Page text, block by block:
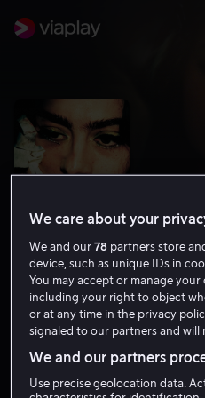
The Moment
We care about your
We and our78 partners store
device, such as unique IDs in
You may accept or manage your
including your right to object
or at any time in the privacy
signaled to our partners and
We and our partners
Use precise geolocation data.